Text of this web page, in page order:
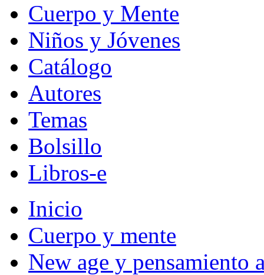
Cuerpo y Mente
Niños y Jóvenes
Catálogo
Autores
Temas
Bolsillo
Libros-e
Inicio
Cuerpo y mente
New age y pensamiento